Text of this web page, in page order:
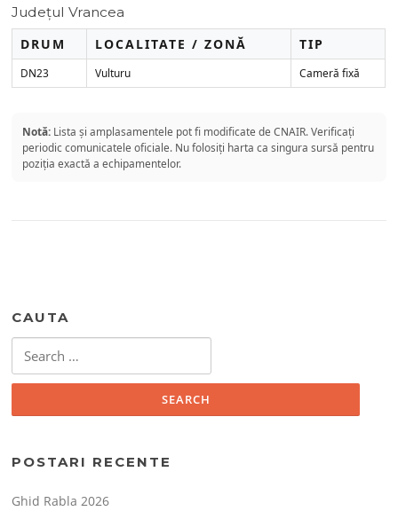
Județul Vrancea
DRUM
LOCALITATE / ZONĂ TIP
DN23 Vulturu Cameră fixă
Notă: Lista și amplasamentele pot fi modificate de CNAIR. Verificați
periodic comunicatele oficiale. Nu folosiți harta ca singura sursă pentru
poziția exactă a echipamentelor.
CAUTA
for:
POSTARI RECENTE
Ghid Rabla 2026